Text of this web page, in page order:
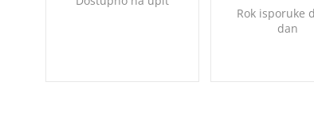
Rok isporuke
dan